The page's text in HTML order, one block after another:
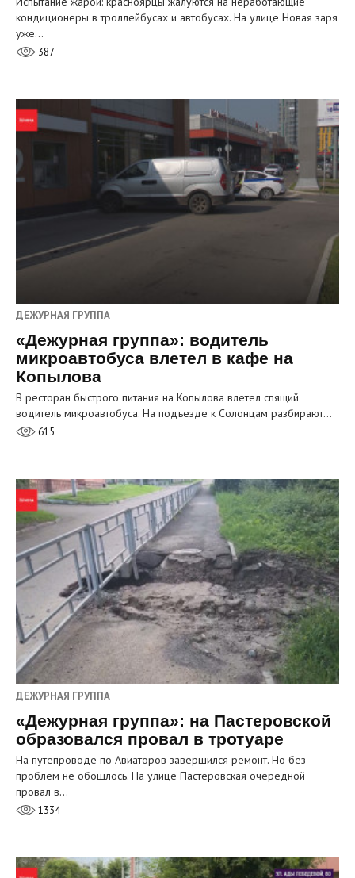
кондиционеры в троллейбусах и автобусах. На улице Новая заря
уже…
387
ДЕЖУРНАЯ ГРУППА
«Дежурная группа»: водитель
микроавтобуса влетел в кафе на
Копылова
В ресторан быстрого питания на Копылова влетел спящий
водитель микроавтобуса. На подъезде к Солонцам разбирают…
615
ДЕЖУРНАЯ ГРУППА
«Дежурная группа»: на Пастеровской
образовался провал в тротуаре
На путепроводе по Авиаторов завершился ремонт. Но без
проблем не обошлось. На улице Пастеровская очередной
провал в…
1334